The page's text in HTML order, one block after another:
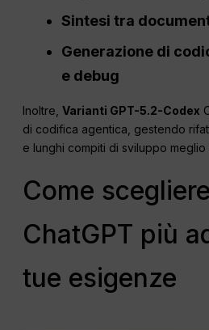
Sintesi tra
Generazione di
e debug
Inoltre,Varianti GPT-5.2-Codex
di codifica agentica, gestendo
e lunghi compiti di sviluppo meglio
Come
ChatGPT più
tue esigenze